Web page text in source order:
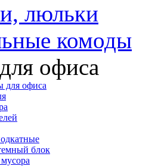
люльки
комоды
офиса
для офиса
блок